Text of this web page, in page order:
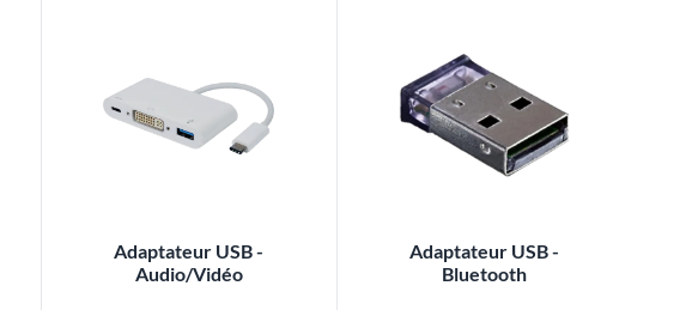
Adaptateur USB -
Audio/Vidéo
Adaptateur USB -
Bluetooth